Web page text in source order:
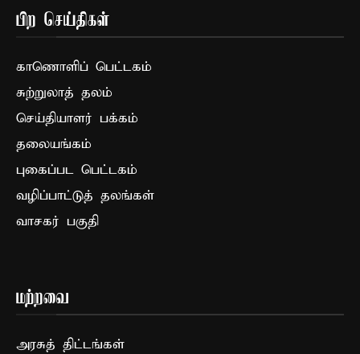
பிற செய்திகள்
காணொளிப் பெட்டகம்
சுற்றுலாத் தலம்
செய்தியாளர் பக்கம்
தலையங்கம்
புகைப்பட பெட்டகம்
வழிப்பாட்டுத் தலங்கள்
வாசகர் பகுதி
மற்றவை
அரசுத் திட்டங்கள்